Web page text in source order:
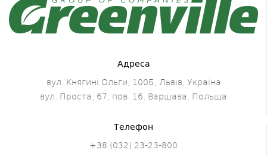
Адреса
вул. Княгині Ольги, 100Б, Львів, Україна
вул. Проста, 67, пов. 16, Варшава, Польща
Телефон
+38 (032) 23-23-800